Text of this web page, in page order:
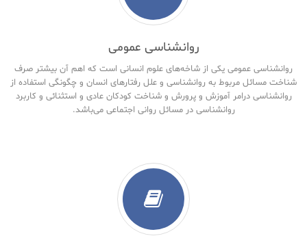
روانشناسی عمومی
روانشناسی عمومی یکی از شاخه‌های علوم انسانی است که اهم آن بیشتر صرف
شناخت مسائل مربوط به روانشناسی و علل رفتارهای انسان و چگونگی استفاده از
روانشناسی درامر آموزش و پرورش و شناخت کودکان عادی و استثنائی و کاربرد
روانشناسی در مسائل روانی اجتماعی می‌باشد.